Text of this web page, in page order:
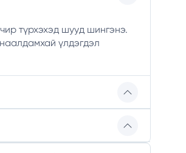
түрхэхэд шууд шингэнэ.
үлдэгдэл